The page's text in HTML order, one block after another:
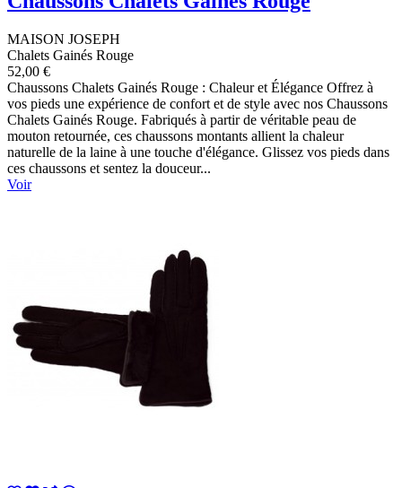
MAISON JOSEPH
Chalets Gainés Rouge
52,00 €
Chaussons Chalets Gainés Rouge : Chaleur et Élégance Offrez à
vos pieds une expérience de confort et de style avec nos Chaussons
Chalets Gainés Rouge. Fabriqués à partir de véritable peau de
mouton retournée, ces chaussons montants allient la chaleur
naturelle de la laine à une touche d'élégance. Glissez vos pieds dans
ces chaussons et sentez la douceur...
Voir